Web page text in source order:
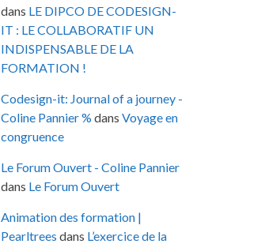
dans LE DIPCO DE CODESIGN-
IT : LE COLLABORATIF UN
INDISPENSABLE DE LA
FORMATION !
Codesign-it: Journal of a journey -
Coline Pannier % dans Voyage en
congruence
Le Forum Ouvert - Coline Pannier
dans Le Forum Ouvert
Animation des formation |
Pearltrees dans L’exercice de la